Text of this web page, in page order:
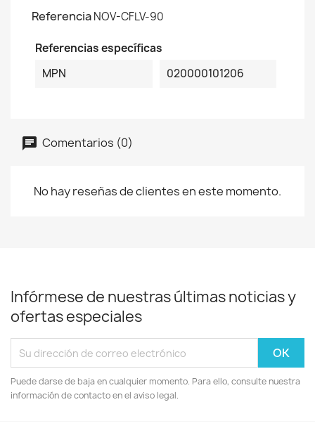
ReferenciaNOV-CFLV-90
Referencias específicas
MPN
020000101206
Comentarios (0)
No hay reseñas de clientes en este momento.
Infórmese de nuestras últimas noticias y
ofertas especiales
Puede darse de baja en cualquier momento. Para ello, consulte nuestra
información de contacto en el aviso legal.